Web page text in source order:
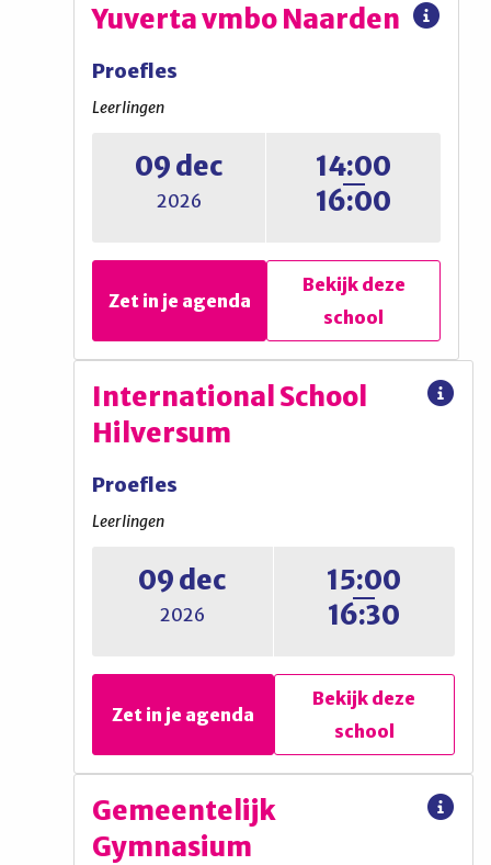
Gemeentelijk
Open Huis voor leerlingen en
Zet in je agenda
Yuverta vmbo Naarden
Proefles
Leerlingen
09 dec
2026
14:00
16:00
Zet in je agenda
Bekijk deze
school
Yuverta vmbo Naarden
Winterworkshop groep 7/8
Zet in je agenda
International School
Hilversum
Proefles
Leerlingen
09 dec
2026
15:00
16:30
Zet in je agenda
Bekijk deze
school
International School
Gemeentelijk
Gymnasium